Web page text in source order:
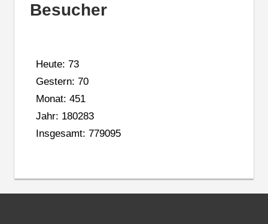
Besucher
Heute: 73
Gestern: 70
Monat: 451
Jahr: 180283
Insgesamt: 779095